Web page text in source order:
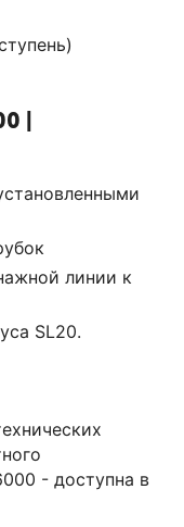
|
линии к
SL20.
- доступна в